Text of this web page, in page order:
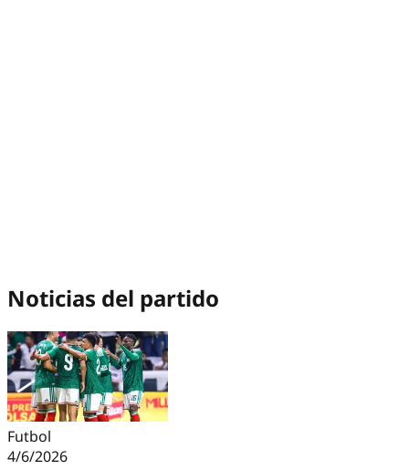
Noticias del partido
Futbol
4/6/2026